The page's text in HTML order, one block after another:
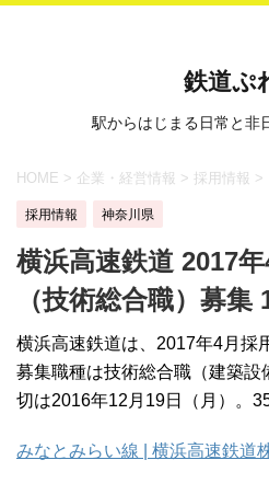
鉄道ぷ
駅からはじまる日常と非
HOME > 企業・経営情報 > 採用情報 >
採用情報 神奈川県
横浜高速鉄道 2017
（技術総合職）募集
横浜高速鉄道は、2017年4月採
募集職種は技術総合職（建築
切は2016年12月19日（月）。
みなとみらい線 | 横浜高速鉄道